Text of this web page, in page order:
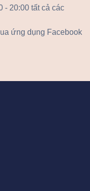
- 20:00 tất cả các
ứng dụng Facebook